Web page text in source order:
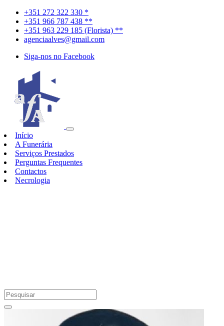
+351 272 322 330 *
+351 966 787 438 **
+351 963 229 185 (Florista) **
agenciaalves@gmail.com
Siga-nos no Facebook
Início
A Funerária
Serviços Prestados
Perguntas Frequentes
Contactos
Necrologia